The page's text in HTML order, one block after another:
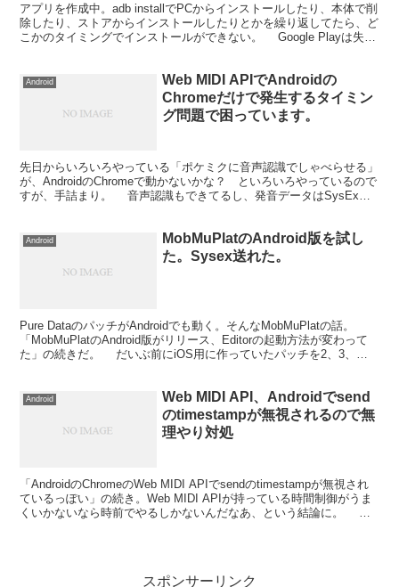
アプリを作成中。adb installでPCからインストールしたり、本体で削
除したり、ストアからインストールしたりとかを繰り返してたら、ど
こかのタイミングでインストールができない。 Google Playは失敗
Android
Web MIDI APIでAndroidの
Chromeだけで発生するタイミン
グ問題で困っています。
先日からいろいろやっている「ポケミクに音声認識でしゃべらせる」
が、AndroidのChromeで動かないかな？ といろいろやっているので
すが、手詰まり。 音声認識もできてるし、発音データはSysExで
Android
MobMuPlatのAndroid版を試し
た。Sysex送れた。
Pure DataのパッチがAndroidでも動く。そんなMobMuPlatの話。
「MobMuPlatのAndroid版がリリース、Editorの起動方法が変わって
た」の続きだ。 だいぶ前にiOS用に作っていたパッチを2、3、テ
Android
Web MIDI API、Androidでsend
のtimestampが無視されるので無
理やり対処
「AndroidのChromeのWeb MIDI APIでsendのtimestampが無視され
ているっぽい」の続き。Web MIDI APIが持っている時間制御がうま
くいかないなら時前でやるしかないんだなあ、という結論に。 と
スポンサーリンク